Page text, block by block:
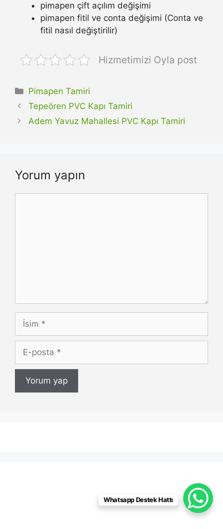
pimapen çift açılım değişimi
pimapen fitil ve conta değişimi (Conta ve
fitil nasıl değiştirilir)
Hizmetimizi Oyla post
Kategoriler
Pimapen Tamiri
Tepeören PVC Kapı Tamiri
Adem Yavuz Mahallesi PVC Kapı Tamiri
Yorum yapın
İsim
posta
Whatsapp Destek Hattı